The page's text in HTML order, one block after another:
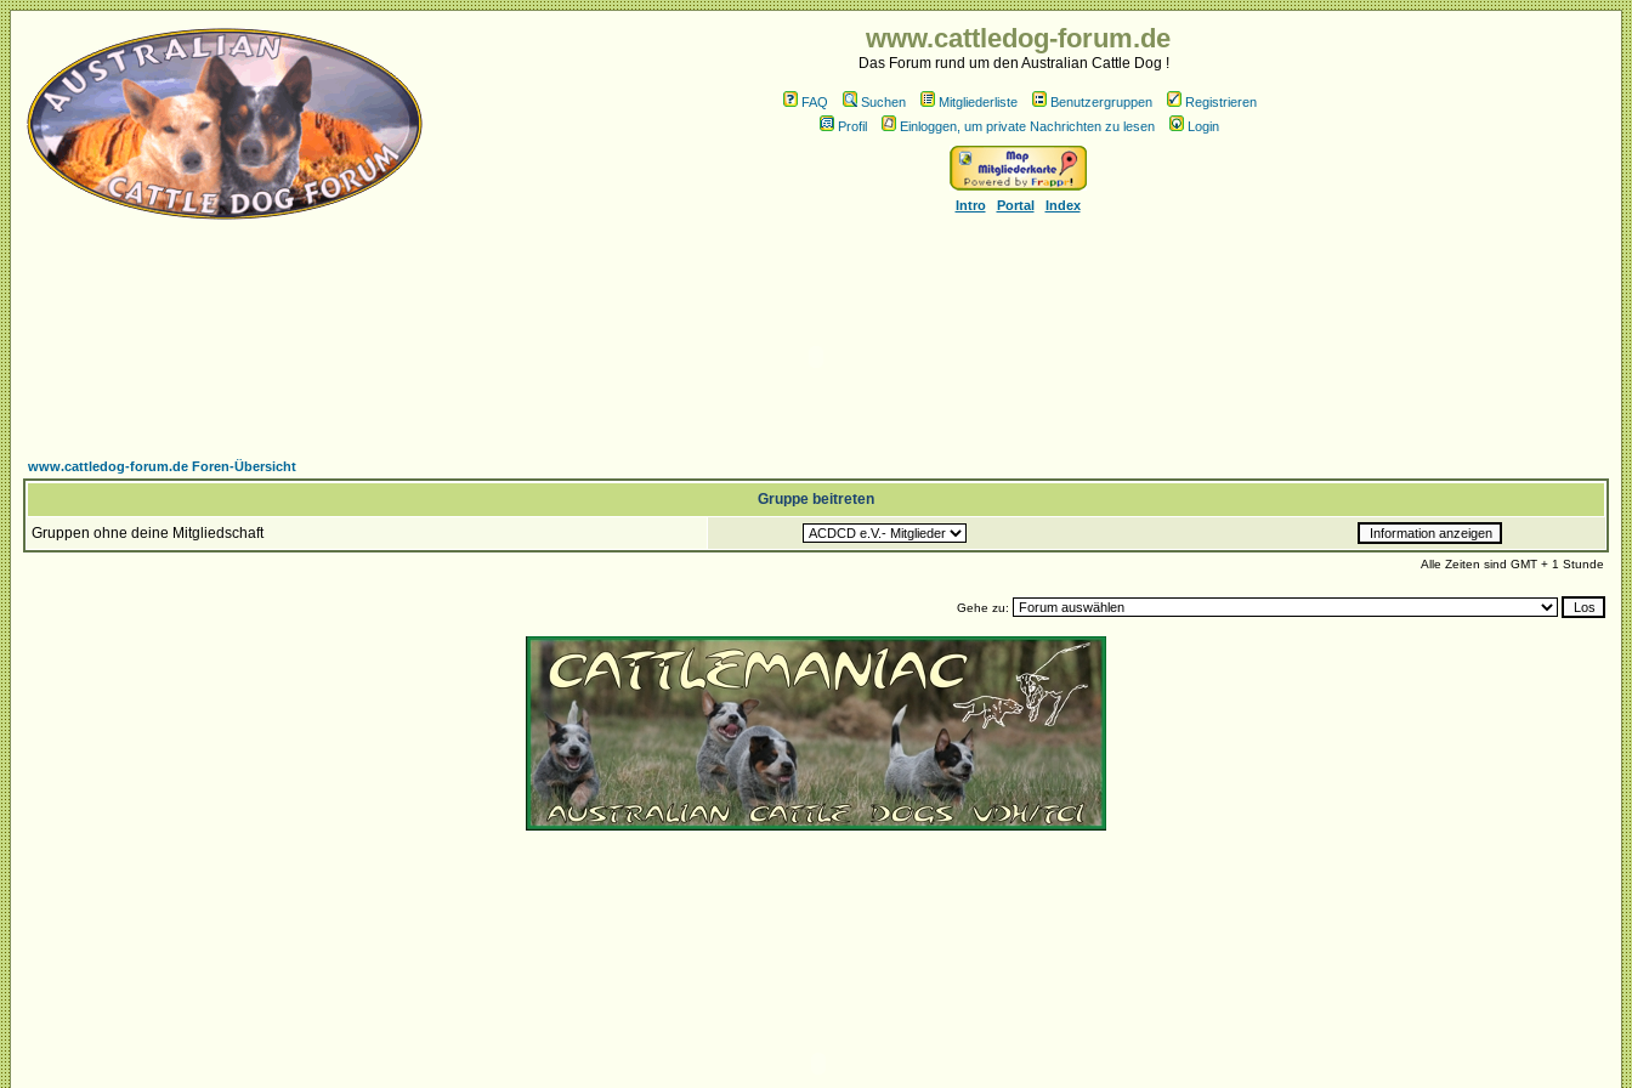
www.cattledog-forum.de
Das Forum rund um den Australian Cattle Dog !
FAQ Suchen Mitgliederliste Benutzergruppen
Registrieren
Profil
Einloggen, um private Nachrichten zu lesen Login
Intro Portal Index
www.cattledog-forum.de Foren-Übersicht
Gruppe beitreten
Gruppen ohne deine Mitgliedschaft
Alle Zeiten sind GMT + 1 Stunde
Gehe zu: